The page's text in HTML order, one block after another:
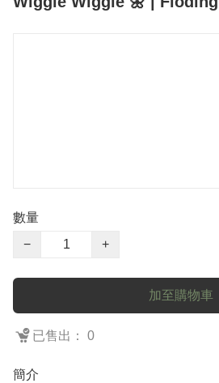
數量
−
+
加至購物車
已售出： 0
簡介